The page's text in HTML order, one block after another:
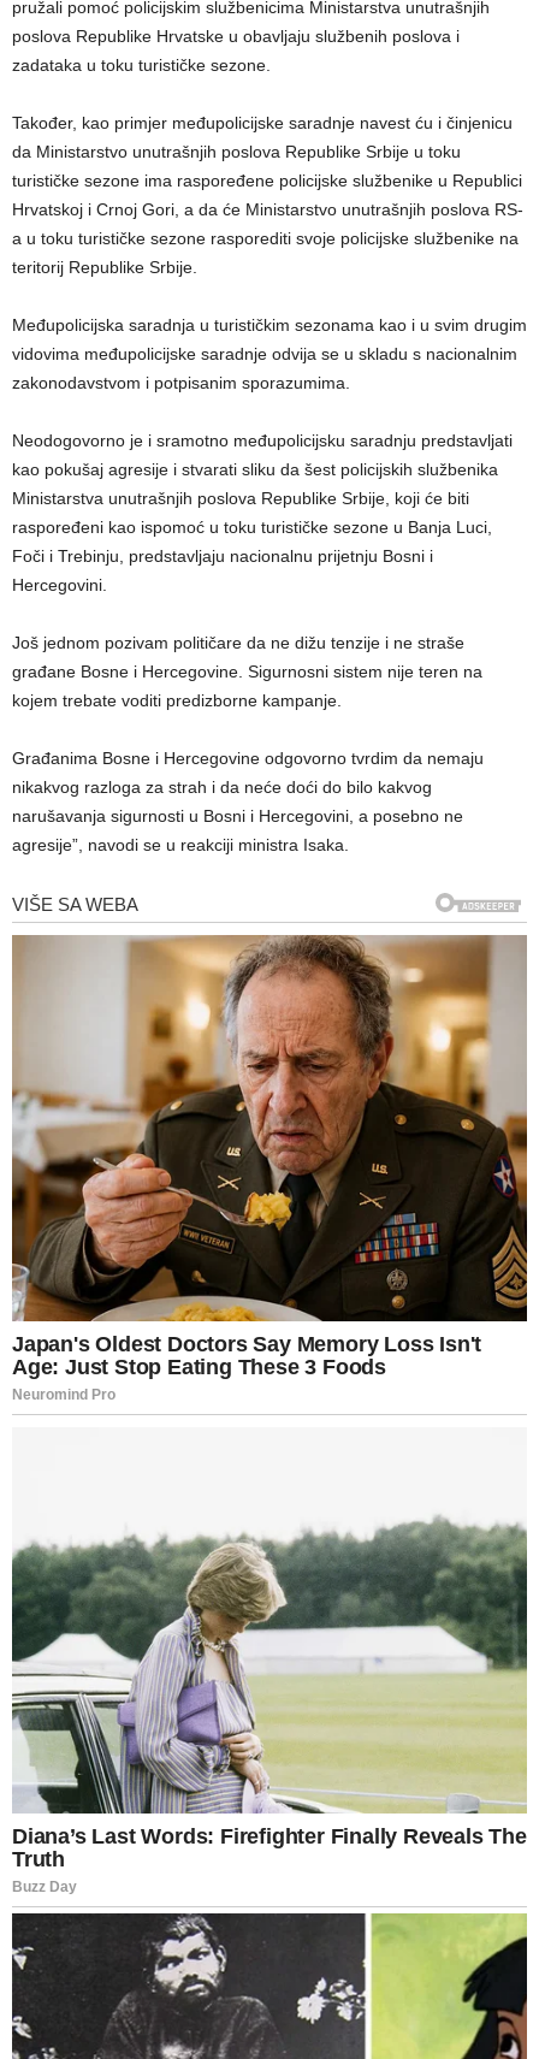
pružali pomoć policijskim službenicima Ministarstva unutrašnjih
poslova Republike Hrvatske u obavljaju službenih poslova i
zadataka u toku turističke sezone.
Također, kao primjer međupolicijske saradnje navest ću i činjenicu
da Ministarstvo unutrašnjih poslova Republike Srbije u toku
turističke sezone ima raspoređene policijske službenike u Republici
Hrvatskoj i Crnoj Gori, a da će Ministarstvo unutrašnjih poslova RS-
a u toku turističke sezone rasporediti svoje policijske službenike na
teritorij Republike Srbije.
Međupolicijska saradnja u turističkim sezonama kao i u svim drugim
vidovima međupolicijske saradnje odvija se u skladu s nacionalnim
zakonodavstvom i potpisanim sporazumima.
Neodogovorno je i sramotno međupolicijsku saradnju predstavljati
kao pokušaj agresije i stvarati sliku da šest policijskih službenika
Ministarstva unutrašnjih poslova Republike Srbije, koji će biti
raspoređeni kao ispomoć u toku turističke sezone u Banja Luci,
Foči i Trebinju, predstavljaju nacionalnu prijetnju Bosni i
Hercegovini.
Još jednom pozivam političare da ne dižu tenzije i ne straše
građane Bosne i Hercegovine. Sigurnosni sistem nije teren na
kojem trebate voditi predizborne kampanje.
Građanima Bosne i Hercegovine odgovorno tvrdim da nemaju
nikakvog razloga za strah i da neće doći do bilo kakvog
narušavanja sigurnosti u Bosni i Hercegovini, a posebno ne
agresije”, navodi se u reakciji ministra Isaka.